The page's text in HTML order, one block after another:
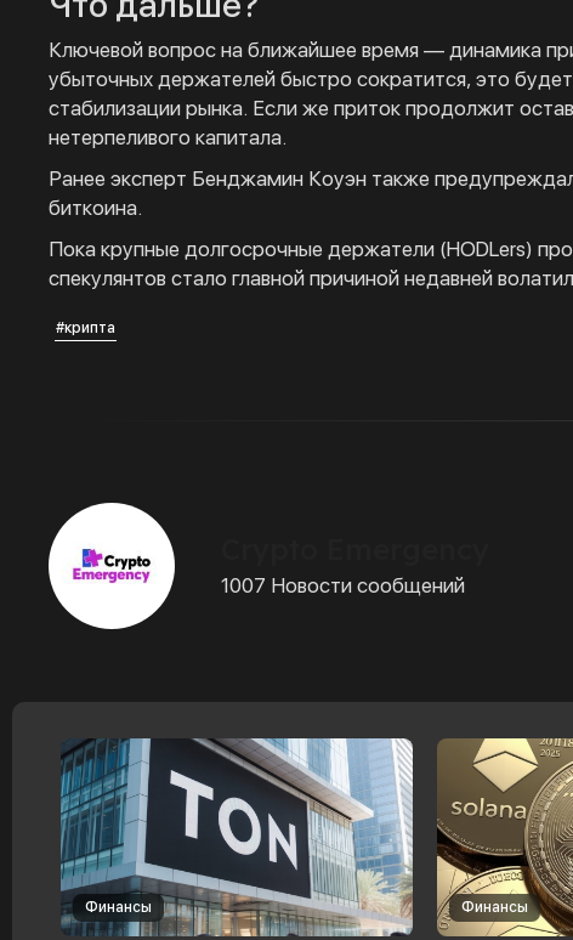
Ключевой вопрос на ближайшее время — динамика
убыточных держателей быстро сократится, это
стабилизации рынка. Если же приток продолжит
нетерпеливого капитала.
Ранее эксперт Бенджамин Коуэн также
биткоина.
Пока крупные долгосрочные держатели (HODLers)
спекулянтов стало главной причиной недавней
#крипта
1007 Новости сообщений
Финансы Финансы